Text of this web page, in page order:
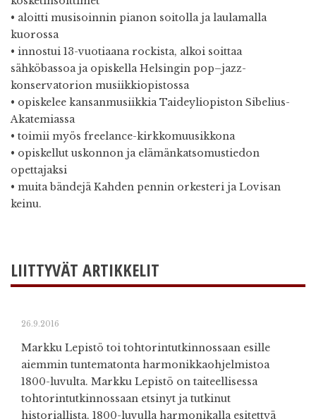
• aloitti musisoinnin pianon soitolla ja laulamalla
kuorossa
• innostui 13-vuotiaana rockista, alkoi soittaa
sähköbassoa ja opiskella Helsingin pop–jazz-
konservatorion musiikkiopistossa
• opiskelee kansanmusiikkia Taideyliopiston Sibelius-
Akatemiassa
• toimii myös freelance-kirkkomuusikkona
• opiskellut uskonnon ja elämänkatsomustiedon
opettajaksi
• muita bändejä Kahden pennin orkesteri ja Lovisan
keinu.
LIITTYVÄT ARTIKKELIT
26.9.2016
Markku Lepistö toi tohtorintutkinnossaan esille
aiemmin tuntematonta harmonikkaohjelmistoa
1800-luvulta. Markku Lepistö on taiteellisessa
tohtorintutkinnossaan etsinyt ja tutkinut
historiallista, 1800-luvulla harmonikalla esitettyä